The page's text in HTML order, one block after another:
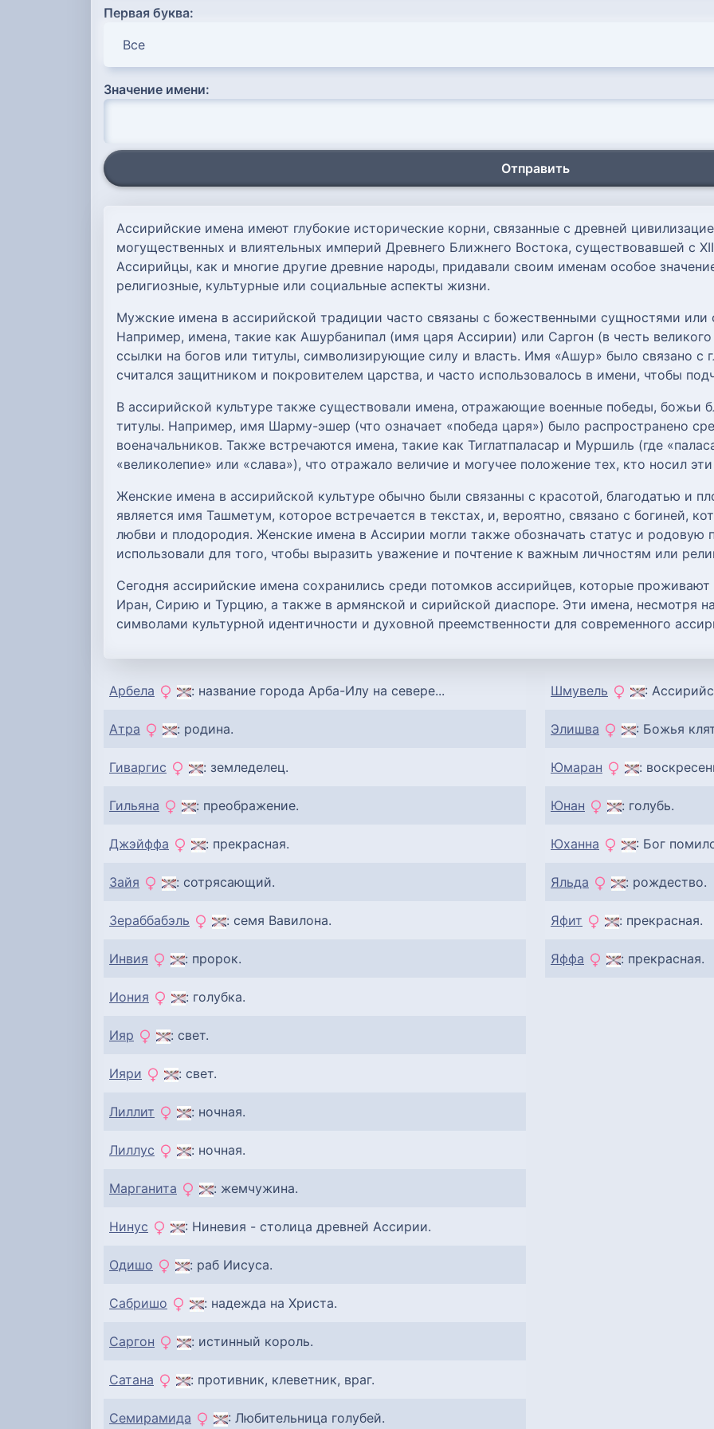
Первая буква:
Значение имени:
Отправить
Ассирийские имена имеют глубокие исторические корни, связанные с древней
могущественных и влиятельных империй Древнего Ближнего Востока, существовавшей с
Ассирийцы, как и многие другие древние народы, придавали своим именам особое
религиозные, культурные или социальные аспекты жизни.
Мужские имена в ассирийской традиции часто связаны с божественными сущностями или
Например, имена, такие как Ашурбанипал (имя царя Ассирии) или Саргон (в честь
ссылки на богов или титулы, символизирующие силу и власть. Имя «Ашур» было связано с
считался защитником и покровителем царства, и часто использовалось в имени, чтобы
В ассирийской культуре также существовали имена, отражающие военные победы, божьи
титулы. Например, имя Шарму-эшер (что означает «победа царя») было распространено
военачальников. Также встречаются имена, такие как Тиглатпаласар и Муршиль (где
«великолепие» или «слава»), что отражало величие и могучее положение тех, кто носил
Женские имена в ассирийской культуре обычно были связанны с красотой, благодатью и
является имя Ташметум, которое встречается в текстах, и, вероятно, связано с богиней,
любви и плодородия. Женские имена в Ассирии могли также обозначать статус и родовую
использовали для того, чтобы выразить уважение и почтение к важным личностям или
Сегодня ассирийские имена сохранились среди потомков ассирийцев, которые
Иран, Сирию и Турцию, а также в армянской и сирийской диаспоре. Эти имена, несмотря
символами культурной идентичности и духовной преемственности для современного
Арбела : название города Арба-Илу на севере...
Атра : родина.
Гиваргис : земледелец.
Гильяна : преображение.
Джэйффа : прекрасная.
Зайя : сотрясающий.
Зераббабэль : семя Вавилона.
Инвия : пророк.
Иония : голубка.
Ияр : свет.
Ияри : свет.
Лиллит : ночная.
Лиллус : ночная.
Марганита : жемчужина.
Нинус : Ниневия - столица древней Ассирии.
Одишо : раб Иисуса.
Сабришо : надежда на Христа.
Саргон : истинный король.
Сатана : противник, клеветник, враг.
Семирамида : Любительница голубей.
Шмувель :
Элишва : Божья
Юмаран :
Юнан : голубь.
Юханна : Бог
Яльда : рождество.
Яфит : прекрасная.
Яффа : прекрасная.